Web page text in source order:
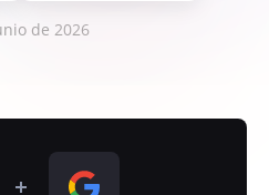
de 2026